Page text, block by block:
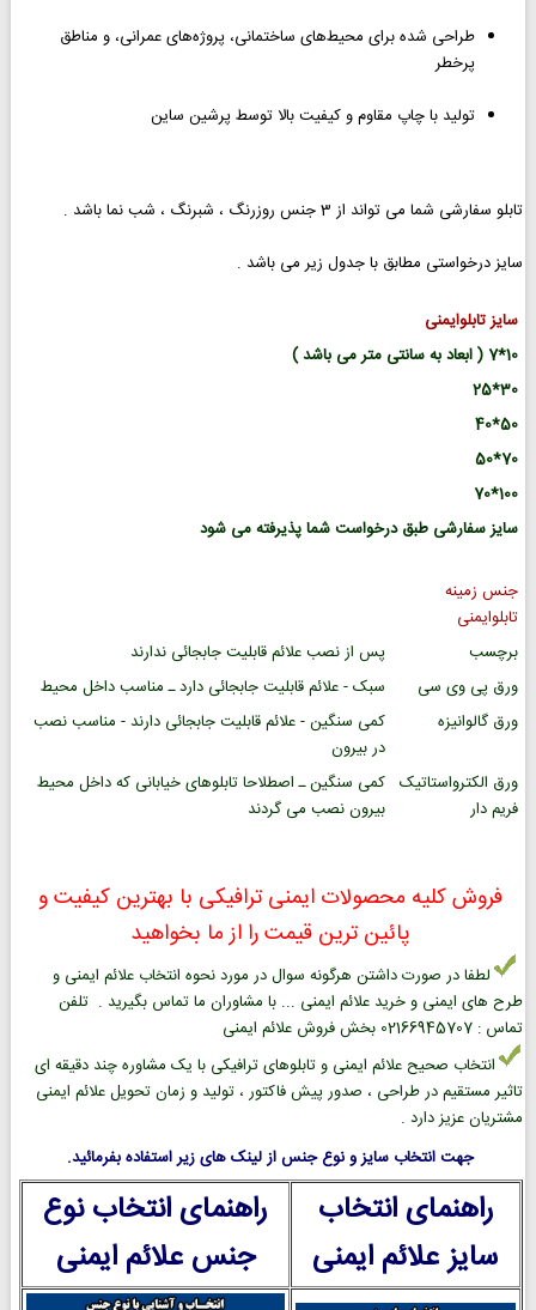
طراحی شده برای محیط‌های ساختمانی، پروژه‌های عمرانی، و مناطق
پرخطر
تولید با چاپ مقاوم و کیفیت بالا توسط پرشین ساین
تابلو سفارشی شما می تواند از 3 جنس روزرنگ ، شبرنگ ، شب نما باشد .
سایز درخواستی مطابق با جدول زیر می باشد .
سایز تابلوایمنی
10*7 ( ابعاد به سانتی متر می باشد )
30*25
50*40
70*50
100*70
سایز سفارشی طبق درخواست شما پذیرفته می شود
جنس زمینه
تابلوایمنی
برچسب
پس از نصب علائم قابلیت جابجائی ندارند
ورق پی وی سی
سبک - علائم قابلیت جابجائی دارد ـ مناسب داخل محیط
ورق گالوانیزه
کمی سنگین - علائم قابلیت جابجائی دارند - مناسب نصب
در بیرون
ورق الکترواستاتیک
فریم دار
کمی سنگین ـ اصطلاحا تابلوهای خیابانی که داخل محیط
بیرون نصب می گردند
فروش کلیه محصولات ایمنی ترافیکی با بهترین کیفیت و
پائین ترین قیمت را از ما بخواهید
لطفا در صورت داشتن هرگونه سوال در مورد نحوه انتخاب علائم ایمنی و
طرح های ایمنی و خرید علائم ایمنی ... با مشاوران ما تماس بگیرید . تلفن
تماس : 02166945707 بخش فروش علائم ایمنی
انتخاب صحیح علائم ایمنی و تابلوهای ترافیکی با یک مشاوره چند دقیقه ای
تاثیر مستقیم در طراحی ، صدور پیش فاکتور ، تولید و زمان تحویل علائم ایمنی
مشتریان عزیز دارد .
جهت انتخاب سایز و نوع جنس از لینک های زیر استفاده بفرمائید.
راهنمای انتخاب
سایز علائم ایمنی
راهنمای انتخاب نوع
جنس علائم ایمنی